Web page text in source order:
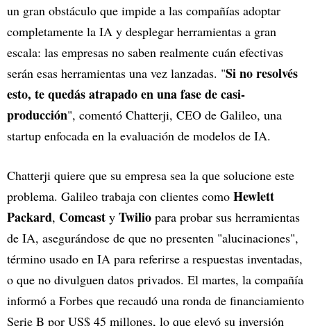
un gran obstáculo que impide a las compañías adoptar
completamente la IA y desplegar herramientas a gran
escala: las empresas no saben realmente cuán efectivas
serán esas herramientas una vez lanzadas. "Si no resolvés
esto, te quedás atrapado en una fase de casi-
producción", comentó Chatterji, CEO de Galileo, una
startup enfocada en la evaluación de modelos de IA.
Chatterji quiere que su empresa sea la que solucione este
problema. Galileo trabaja con clientes como Hewlett
Packard, Comcast y Twilio para probar sus herramientas
de IA, asegurándose de que no presenten "alucinaciones",
término usado en IA para referirse a respuestas inventadas,
o que no divulguen datos privados. El martes, la compañía
informó a Forbes que recaudó una ronda de financiamiento
Serie B por US$ 45 millones, lo que elevó su inversión